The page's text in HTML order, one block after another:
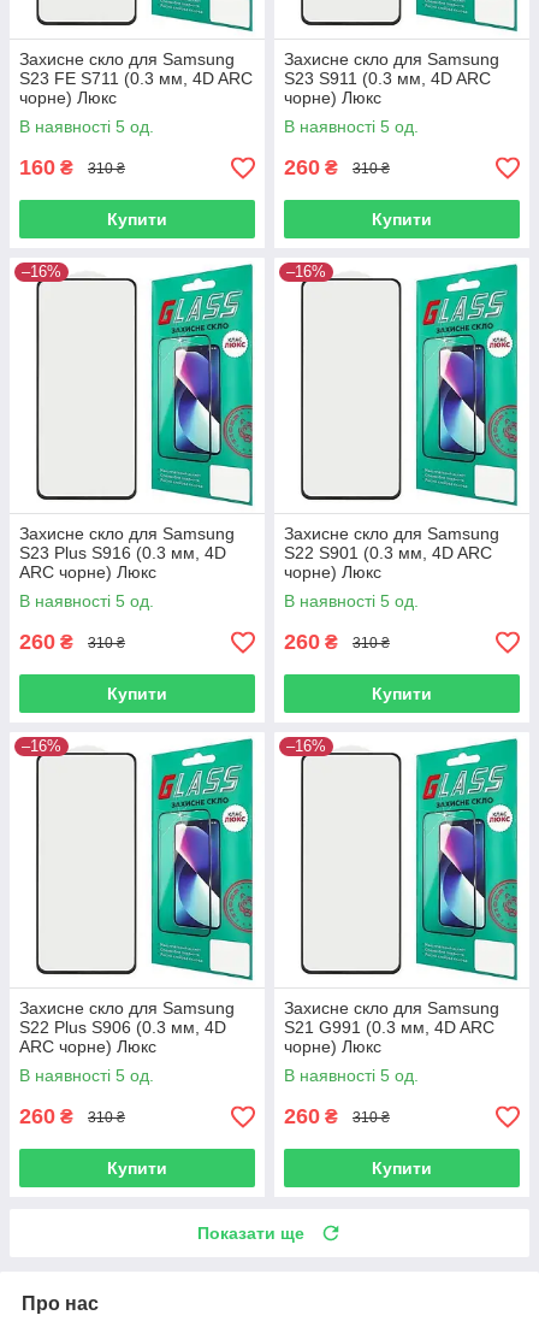
Захисне скло для Samsung
S23 FE S711 (0.3 мм, 4D ARC
чорне) Люкс
В наявності 5 од.
160 ₴ 310 ₴
Купити
Захисне скло для Samsung
S23 S911 (0.3 мм, 4D ARC
чорне) Люкс
В наявності 5 од.
260 ₴ 310 ₴
Купити
–16%
Захисне скло для Samsung
S23 Plus S916 (0.3 мм, 4D
ARC чорне) Люкс
В наявності 5 од.
260 ₴ 310 ₴
Купити
–16%
Захисне скло для Samsung
S22 S901 (0.3 мм, 4D ARC
чорне) Люкс
В наявності 5 од.
260 ₴ 310 ₴
Купити
–16%
Захисне скло для Samsung
S22 Plus S906 (0.3 мм, 4D
ARC чорне) Люкс
В наявності 5 од.
260 ₴ 310 ₴
Купити
–16%
Захисне скло для Samsung
S21 G991 (0.3 мм, 4D ARC
чорне) Люкс
В наявності 5 од.
260 ₴ 310 ₴
Купити
Показати ще
Про нас